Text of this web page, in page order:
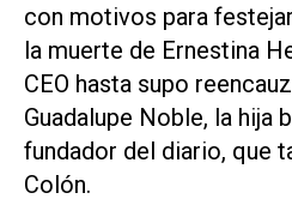
con motivos para
la muerte de Ernestina
CEO hasta supo
Guadalupe Noble, la hija
fundador del diario, que
Colón.